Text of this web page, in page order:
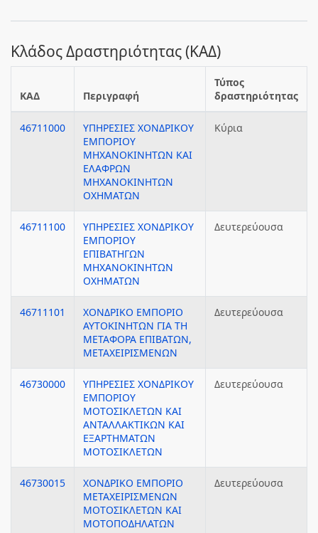
Κλάδος Δραστηριότητας (ΚΑΔ)
ΚΑΔ Περιγραφή
Τύπος
δραστηριότητας
46711000
ΥΠΗΡΕΣΙΕΣ ΧΟΝΔΡΙΚΟΥ
ΕΜΠΟΡΙΟΥ
ΜΗΧΑΝΟΚΙΝΗΤΩΝ ΚΑΙ
ΕΛΑΦΡΩΝ
ΜΗΧΑΝΟΚΙΝΗΤΩΝ
ΟΧΗΜΑΤΩΝ
Κύρια
46711100
ΥΠΗΡΕΣΙΕΣ ΧΟΝΔΡΙΚΟΥ
ΕΜΠΟΡΙΟΥ
ΕΠΙΒΑΤΗΓΩΝ
ΜΗΧΑΝΟΚΙΝΗΤΩΝ
ΟΧΗΜΑΤΩΝ
Δευτερεύουσα
46711101
ΧΟΝΔΡΙΚΟ ΕΜΠΟΡΙΟ
ΑΥΤΟΚΙΝΗΤΩΝ ΓΙΑ ΤΗ
ΜΕΤΑΦΟΡΑ ΕΠΙΒΑΤΩΝ,
ΜΕΤΑΧΕΙΡΙΣΜΕΝΩΝ
Δευτερεύουσα
46730000
ΥΠΗΡΕΣΙΕΣ ΧΟΝΔΡΙΚΟΥ
ΕΜΠΟΡΙΟΥ
ΜΟΤΟΣΙΚΛΕΤΩΝ ΚΑΙ
ΑΝΤΑΛΛΑΚΤΙΚΩΝ ΚΑΙ
ΕΞΑΡΤΗΜΑΤΩΝ
ΜΟΤΟΣΙΚΛΕΤΩΝ
Δευτερεύουσα
46730015
ΧΟΝΔΡΙΚΟ ΕΜΠΟΡΙΟ
ΜΕΤΑΧΕΙΡΙΣΜΕΝΩΝ
ΜΟΤΟΣΙΚΛΕΤΩΝ ΚΑΙ
ΜΟΤΟΠΟΔΗΛΑΤΩΝ
Δευτερεύουσα